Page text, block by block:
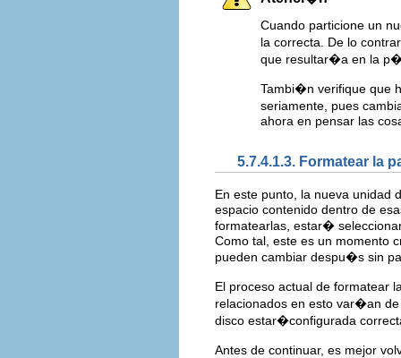
Cuando particione un
la correcta. De lo
que resultar�a en la
Tambi�n verifique que
seriamente, pues
ahora en pensar las
5.7.4.1.3. Formatear la
En este punto, la nueva unidad
espacio contenido dentro de
formatearlas, estar�
Como tal, este es un momento
pueden cambiar despu�s sin
El proceso actual de formatear
relacionados en esto var�an
disco estar�configurada
Antes de continuar, es mejor